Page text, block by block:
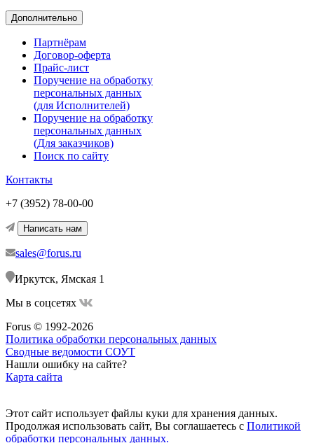
Дополнительно
Партнёрам
Договор-оферта
Прайс-лист
Поручение на обработку
персональных данных
(для Исполнителей)
Поручение на обработку
персональных данных
(Для заказчиков)
Поиск по сайту
Контакты
+7 (3952) 78-00-00
Написать нам
sales@forus.ru
Иркутск, Ямская 1
Мы в соцсетях
Forus © 1992-2026
Политика обработки персональных данных
Сводные ведомости СОУТ
Нашли ошибку на сайте?
Карта сайта
Этот сайт использует файлы куки для хранения данных.
Продолжая использовать сайт, Вы соглашаетесь с Политикой
обработки персональных данных.